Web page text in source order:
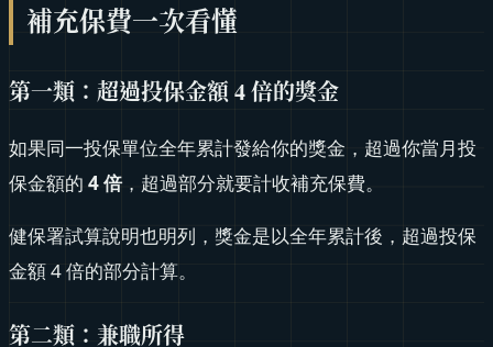
補充保費一次看懂
第一類：超過投保金額 4 倍的獎金
如果同一投保單位全年累計發給你的獎金，超過你當月投
保金額的 4 倍，超過部分就要計收補充保費。
健保署試算說明也明列，獎金是以全年累計後，超過投保
金額 4 倍的部分計算。
第二類：兼職所得